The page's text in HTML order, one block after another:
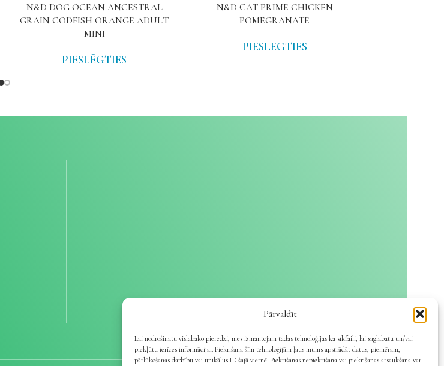
Pārvaldīt
Lai nodrošinātu vislabāko pieredzi, mēs izmantojam tādas tehnoloģijas kā sīkfaili, lai saglabātu un/vai
piekļūtu ierīces informācijai. Piekrišana šīm tehnoloģijām ļaus mums apstrādāt datus, piemēram,
pārlūkošanas darbību vai unikālus ID šajā vietnē. Piekrišanas nepiekrišana vai piekrišanas atsaukšana var
N&D DOG OCEAN ANCESTRAL
GRAIN CODFISH ORANGE ADULT
MINI
PIESLĒGTIES
N&D CAT PRIME CHICKEN
POMEGRANATE
PIESLĒGTIES